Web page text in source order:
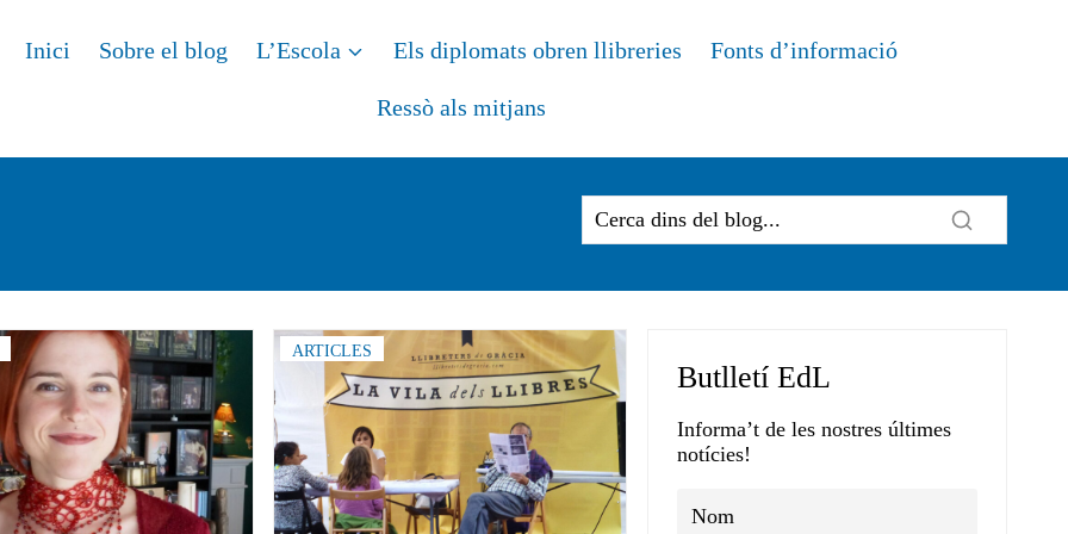
Inici Sobre el blog L’Escola Els diplomats obren llibreries Fonts d’informació
Ressò als mitjans
ARTICLES
Butlletí EdL
Informa’t de les nostres últimes
notícies!